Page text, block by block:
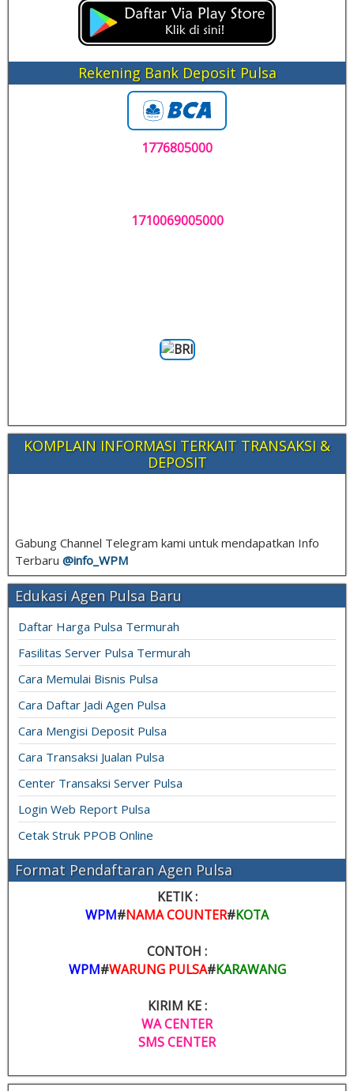
Rekening Bank Deposit Pulsa
1776805000
1710069005000
KOMPLAIN INFORMASI TERKAIT TRANSAKSI &
DEPOSIT
Gabung Channel Telegram kami untuk mendapatkan Info
Terbaru @info_ WPM
Edukasi Agen Pulsa Baru
Daftar Harga Pulsa Termurah
Fasilitas Server Pulsa Termurah
Cara Memulai Bisnis Pulsa
Cara Daftar Jadi Agen Pulsa
Cara Mengisi Deposit Pulsa
Cara Transaksi Jualan Pulsa
Center Transaksi Server Pulsa
Login Web Report Pulsa
Cetak Struk PPOB Online
Format Pendaftaran Agen Pulsa
KETIK :
WPM#NAMA COUNTER#KOTA
CONTOH :
WPM#WARUNG PULSA#KARAWANG
KIRIM KE :
WA CENTER
SMS CENTER